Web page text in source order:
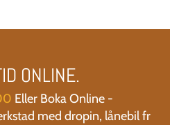
ONLINE.
Eller Boka Online -
med dropin, lånebil fr